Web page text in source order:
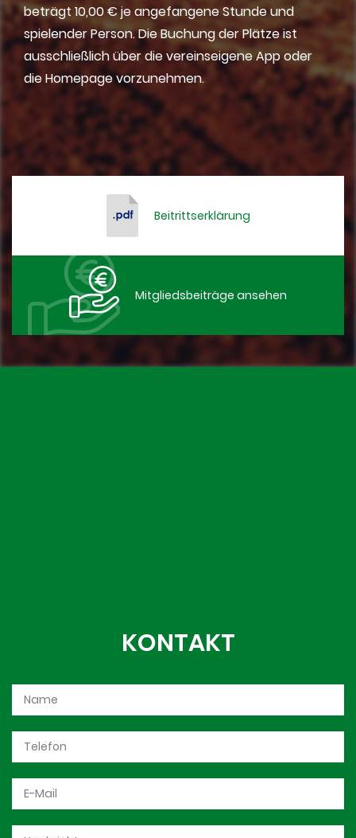
beträgt 10,00 € je angefangene Stunde und
spielender Person. Die Buchung der Plätze ist
ausschließlich über die vereinseigene App oder
die Homepage vorzunehmen.
Beitrittserklärung
Mitgliedsbeiträge ansehen
KONTAKT